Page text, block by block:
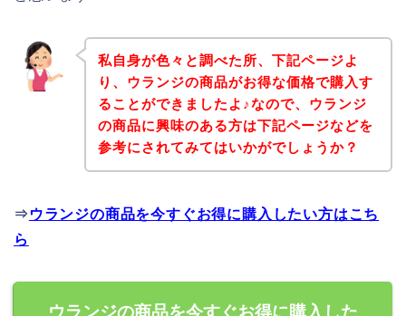
私自身が色々と調べた所、下記ページよ
り、ウランジの商品がお得な価格で購入す
ることができましたよ♪なので、ウランジ
の商品に興味のある方は下記ページなどを
参考にされてみてはいかがでしょうか？
⇒ ウランジの商品を今すぐお得に購入したい方はこち
ら
ウランジの商品を今すぐお得に購入した